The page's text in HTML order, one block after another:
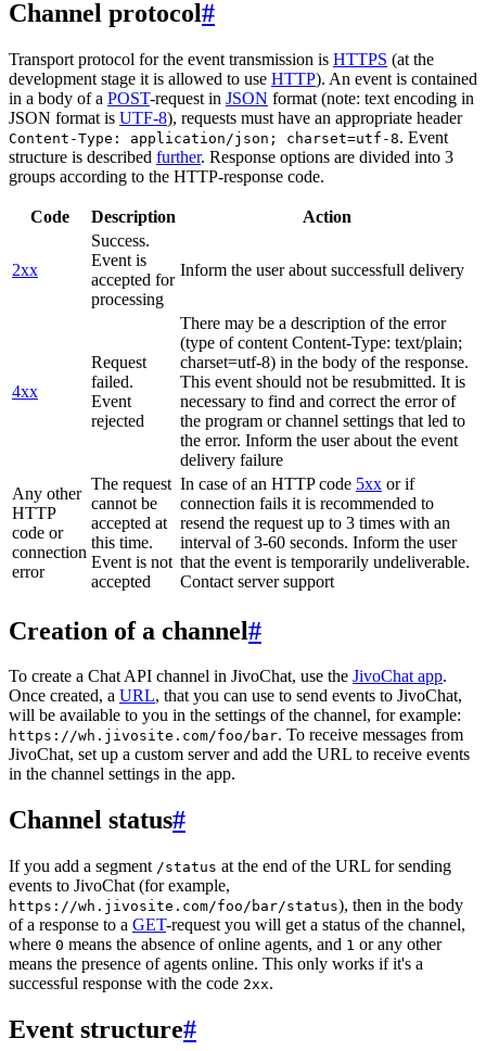
Channel protocol#
Transport protocol for the event transmission is HTTPS (at the
development stage it is allowed to use HTTP). An event is contained
in a body of a POST-request in JSON format (note: text encoding in
JSON format is UTF-8), requests must have an appropriate header
Content-Type: application/json; charset=utf-8. Event
structure is described further. Response options are divided into 3
groups according to the HTTP-response code.
Code Description Action
2xx
Success.
Event is
accepted for
processing
Inform the user about successfull delivery
4xx
Request
failed.
Event
rejected
There may be a description of the error
(type of content Content-Type: text/plain;
charset=utf-8) in the body of the response.
This event should not be resubmitted. It is
necessary to find and correct the error of
the program or channel settings that led to
the error. Inform the user about the event
delivery failure
Any other
HTTP
code or
connection
error
The request
cannot be
accepted at
this time.
Event is not
accepted
In case of an HTTP code 5xx or if
connection fails it is recommended to
resend the request up to 3 times with an
interval of 3-60 seconds. Inform the user
that the event is temporarily undeliverable.
Contact server support
Creation of a channel#
To create a Chat API channel in JivoChat, use the JivoChat app.
Once created, a URL, that you can use to send events to JivoChat,
will be available to you in the settings of the channel, for example:
https://wh.jivosite.com/foo/bar. To receive messages from
JivoChat, set up a custom server and add the URL to receive events
in the channel settings in the app.
Channel status#
If you add a segment /status at the end of the URL for sending
events to JivoChat (for example,
https://wh.jivosite.com/foo/bar/status), then in the body
of a response to a GET-request you will get a status of the channel,
where 0 means the absence of online agents, and 1 or any other
means the presence of agents online. This only works if it's a
successful response with the code 2xx.
Event structure#